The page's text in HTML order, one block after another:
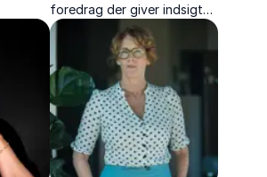
foredrag der giver indsigt
og redskaber til at forstå
skam og styrke det værdige
møde gennem en
empowerment-tilgang.